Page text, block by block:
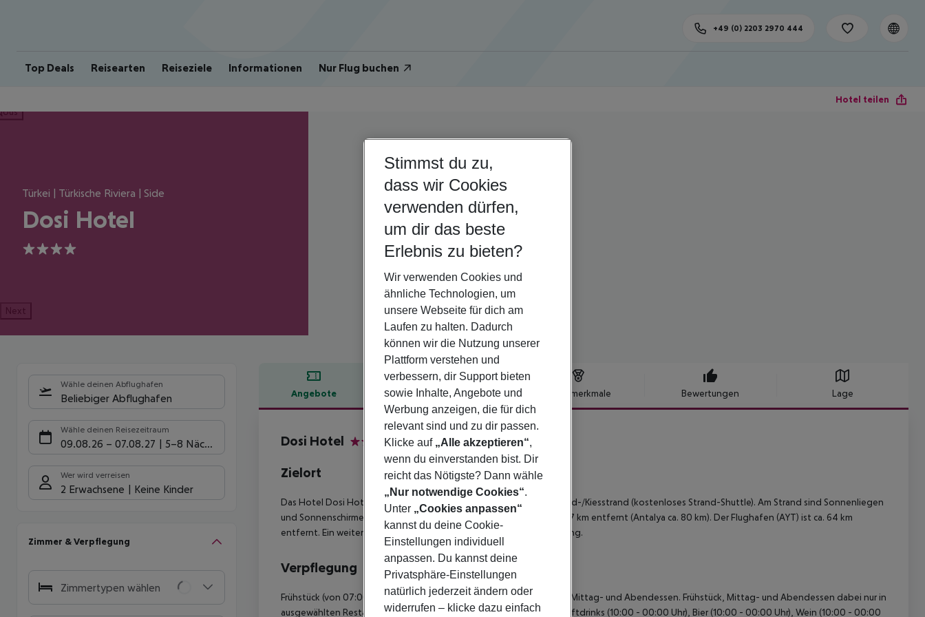
Top Deals Reisearten Reiseziele Informationen Nur Flug buchen
+49 (0) 2203 2970 444
Hotel teilen
Türkei | Türkische Riviera | Side
Dosi Hotel
4
Next
Wähle deinen Abflughafen
Beliebiger Abflughafen
Wähle deinen Reisezeitraum
09.08.26 – 07.08.27 5-8 Nächte
Wer wird verreisen
2 Erwachsene Keine Kinder
Zimmer & Verpflegung
Zimmertypen wählen
Angebote Hotelbeschreibung Hotelmerkmale Bewertungen Lage
Hotelbeschreibung
Dosi Hotel
Zielort
Das Hotel Dosi Hotel befindet sich ca. 1,3 km vom hoteleigenen Sand-/Kiesstrand (kostenloses Strand-Shuttle). Am Strand sind Sonnenliegen
und Sonnenschirme kostenlos verfügbar. Die Stadt Manavgat ist ca. 7 km entfernt (Antalya ca. 80 km). Der Flughafen (AYT) ist ca. 64 km
entfernt. Ein weiterer Flughafen (GZP) liegt in etwa 108 km Entfernung.
Verpflegung
Frühstück (von 07:00 - 10:00 Uhr) vom Buffet. All Inclusive: Frühstück, Mittag- und Abendessen. Frühstück, Mittag- und Abendessen dabei nur in
ausgewählten Restaurants. Wasser zu bestimmten Service-Zeiten. Softdrinks (10:00 - 00:00 Uhr), Bier (10:00 - 00:00 Uhr), Wein (10:00 - 00:00
Stimmst du zu,
dass wir Cookies
verwenden dürfen,
um dir das beste
Erlebnis zu bieten?
Wir verwenden Cookies und
ähnliche Technologien, um
unsere Webseite für dich am
Laufen zu halten. Dadurch
können wir die Nutzung unserer
Plattform verstehen und
verbessern, dir Support bieten
sowie Inhalte, Angebote und
Werbung anzeigen, die für dich
relevant sind und zu dir passen.
Klicke auf „Alle akzeptieren“,
wenn du einverstanden bist. Dir
reicht das Nötigste? Dann wähle
„Nur notwendige Cookies“.
Unter „Cookies anpassen“
kannst du deine Cookie-
Einstellungen individuell
anpassen. Du kannst deine
Privatsphäre-Einstellungen
natürlich jederzeit ändern oder
widerrufen – klicke dazu einfach